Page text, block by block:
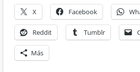
X Facebook
Reddit Tumblr
Más